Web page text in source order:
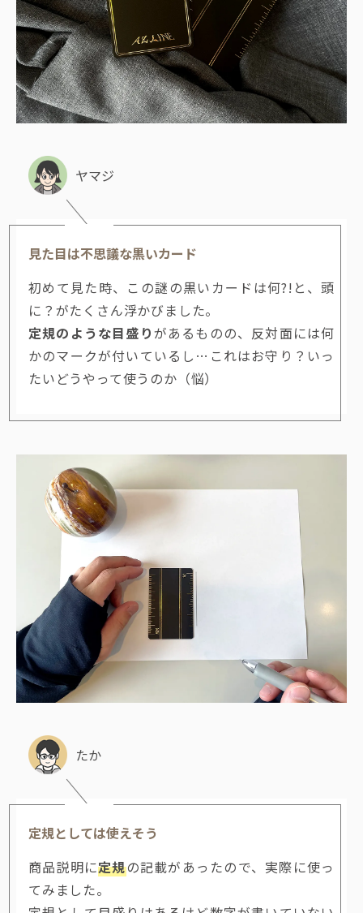
ヤマジ
見た目は不思議な黒いカード
初めて見た時、この謎の黒いカードは何?!と、頭
に？がたくさん浮かびました。
定規のような目盛りがあるものの、反対面には何
かのマークが付いているし…これはお守り？いっ
たいどうやって使うのか（悩）
たか
定規としては使えそう
商品説明に定規の記載があったので、実際に使っ
てみました。